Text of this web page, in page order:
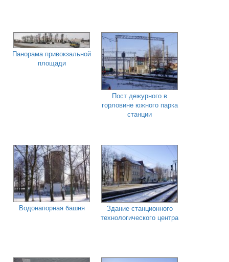
Панорама привокзальной
площади
Пост дежурного в
горловине южного парка
станции
Водонапорная башня
Здание станционного
технологического центра